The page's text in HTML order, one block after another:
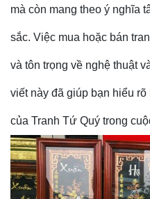
mà còn mang theo ý nghĩa
sắc. Việc mua hoặc bán
và tôn trọng về nghệ thuật
viết này đã giúp bạn hiểu
của Tranh Tứ Quý trong